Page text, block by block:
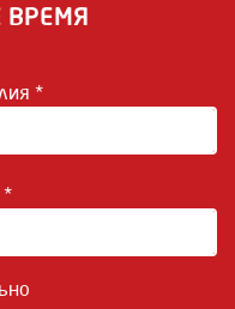
*
*